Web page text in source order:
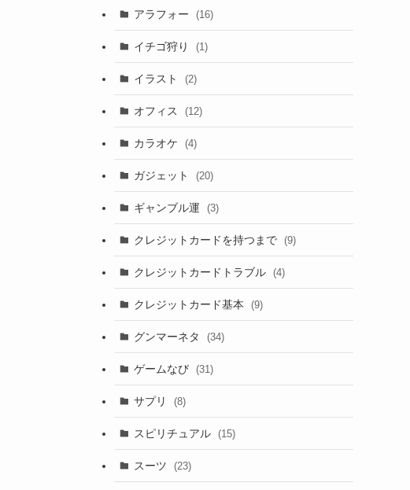
アラフォー (16)
イチゴ狩り (1)
イラスト (2)
オフィス (12)
カラオケ (4)
ガジェット (20)
ギャンブル運 (3)
クレジットカードを持つまで (9)
クレジットカードトラブル (4)
クレジットカード基本 (9)
グンマーネタ (34)
ゲームなび (31)
サプリ (8)
スピリチュアル (15)
スーツ (23)